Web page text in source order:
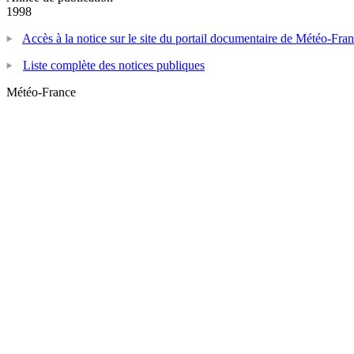
1998
Accès à la notice sur le site du portail documentaire de Météo-
Liste complète des notices publiques
Météo-France